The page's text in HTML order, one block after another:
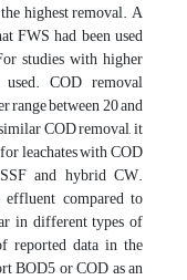
highest removal. A
FWS had been used
studies with higher
COD removal
range between 20 and
COD removal, it
leachates with COD
and hybrid CW.
compared to
in different types of
reported data in the
BOD5 or COD as an